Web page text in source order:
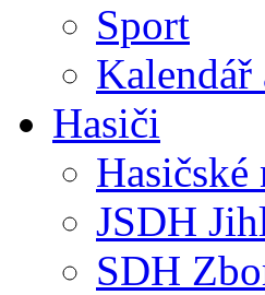
Sport
Kalendář
Hasiči
JSDH
SDH